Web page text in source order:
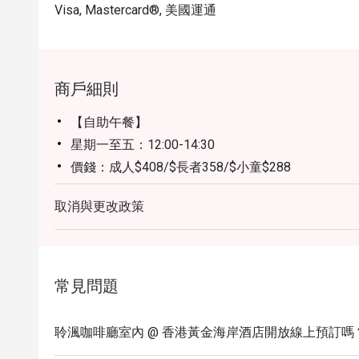
Visa, Mastercard®, 美國運通
商戶細則
【自助午餐】
星期一至五：12:00-14:30
價錢：成人$408/$長者358/$小童$288
星期六及公眾假期：12:00-14:30
價錢：成人$508/長者$438/小童$368
【自助晚餐】
價錢：成人$738/長者$548/小童$438
價錢：成人798/長者618/小童$498
取消與更改政策
常見問題
聆渢咖啡廳室內 @ 香港黃金海岸酒店開放線上預訂嗎